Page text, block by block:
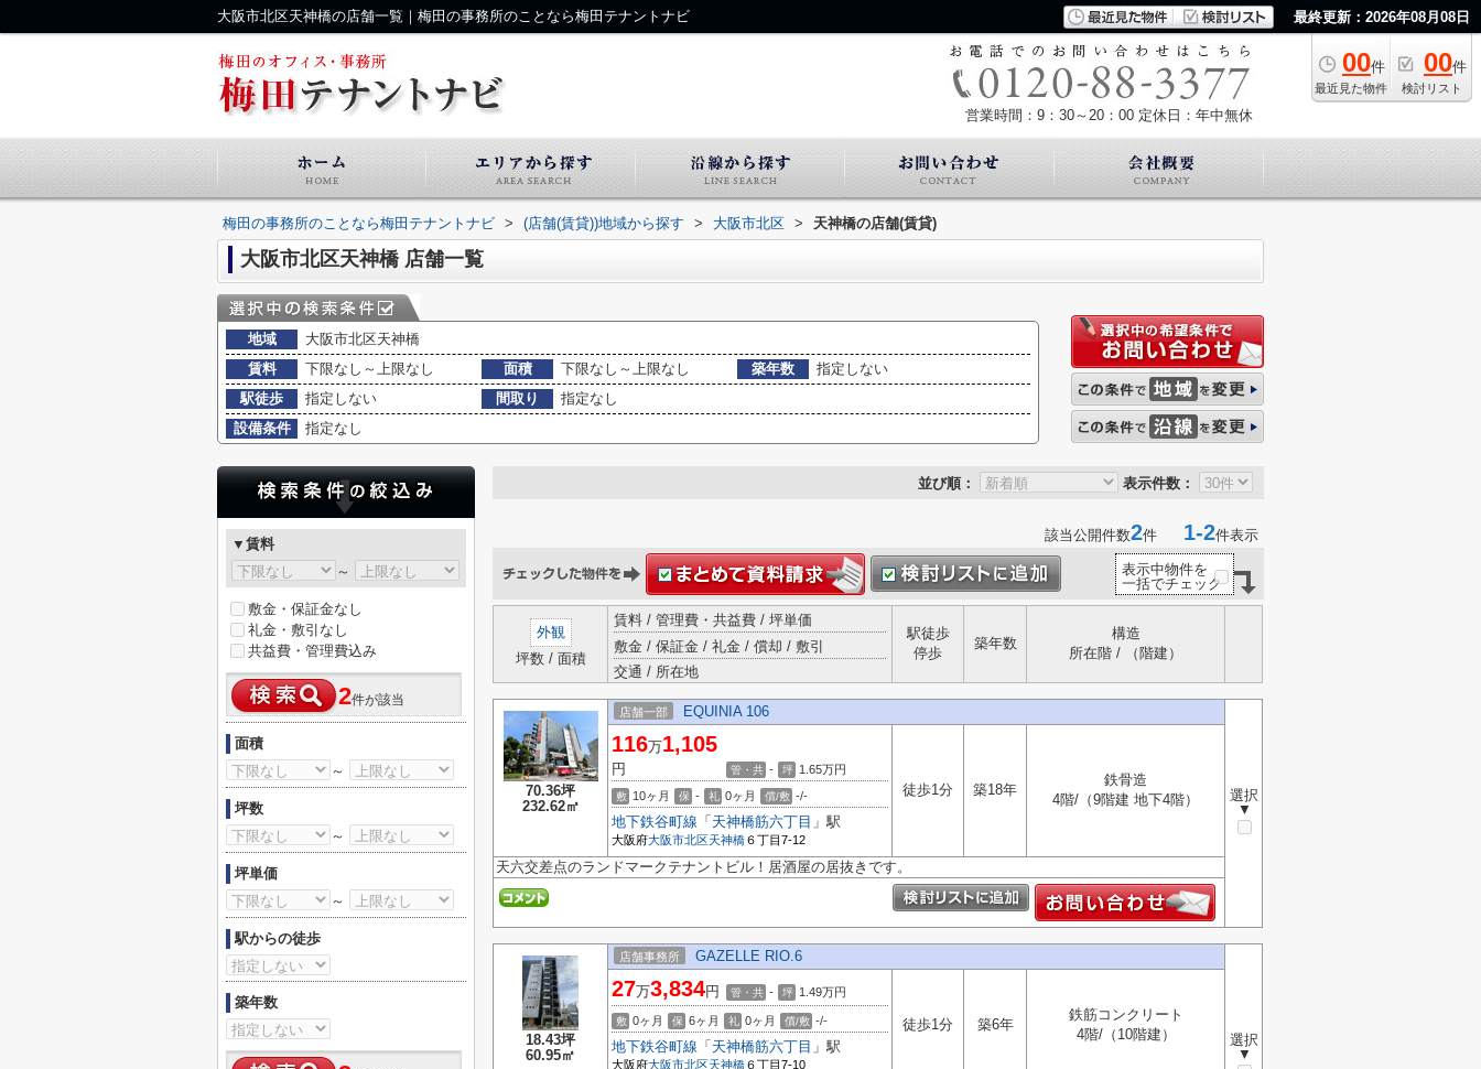
大阪市北区天神橋の店舗一覧｜梅田の事務所のことなら梅田テナントナビ 最終更新：2026年08月08日
00件
最近見た物件
00件
検討リスト
営業時間：9：30～20：00 定休日：年中無休
梅田の事務所のことなら梅田テナントナビ > (店舗(賃貸))地域から探す > 大阪市北区 > 天神橋の店舗(賃貸)
大阪市北区天神橋 店舗一覧
地域
大阪市北区天神橋
賃料
下限なし～上限なし 面積 下限なし～上限なし 築年数
指定しない
駅徒歩
指定しない 間取り
指定なし
設備条件
指定なし
並び順： 表示件数：
該当公開件数2件 1-2件表示
表示中物件を
一括でチェック
外観
坪数 / 面積
賃料 / 管理費・共益費 / 坪単価
敷金 / 保証金 / 礼金 / 償却 / 敷引
交通 / 所在地
駅徒歩
停歩
築年数
構造
所在階 / （階建）
70.36坪
232.62㎡
店舗一部 EQUINIA 106
選択
▼
116万1,105
円 管・共 - 坪 1.65万円
敷 10ヶ月 保 - 礼 0ヶ月 償/敷 -/-
地下鉄谷町線 「 天神橋筋六丁目 」駅
大阪府大阪市北区天神橋６丁目7-12
徒歩1分 築18年
鉄骨造
4階/（9階建 地下4階）
天六交差点のランドマークテナントビル！居酒屋の居抜きです。
18.43坪
60.95㎡
店舗事務所 GAZELLE RIO.6
選択
▼
27万3,834円 管・共 - 坪 1.49万円
敷 0ヶ月 保 6ヶ月 礼 0ヶ月 償/敷 -/-
地下鉄谷町線 「 天神橋筋六丁目 」駅
大阪府大阪市北区天神橋６丁目7-10
徒歩1分 築6年
鉄筋コンクリート
4階/（10階建）
▼賃料
～
敷金・保証金なし
礼金・敷引なし
共益費・管理費込み
2件が該当
面積
～
坪数
～
坪単価
～
駅からの徒歩
築年数